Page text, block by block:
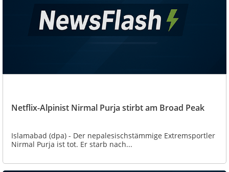
Netflix-Alpinist Nirmal Purja stirbt am Broad Peak
Islamabad (dpa) - Der nepalesischstämmige Extremsportler
Nirmal Purja ist tot. Er starb nach...